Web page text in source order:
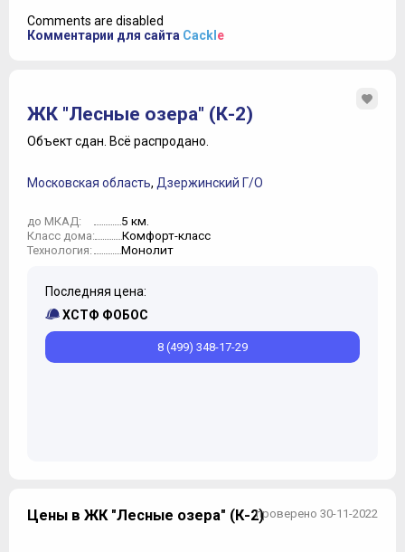
Comments are disabled
Комментарии для сайта Cackl e
ЖК "Лесные озера" (К-2)
Объект сдан. Всё распродано.
Московская область, Дзержинский Г/О
до МКАД: 5 км.
Класс дома: Комфорт-класс
Технология: Монолит
Последняя цена:
ХСТФ ФОБОС
8 (499) 348-17-29
проверено 30-11-2022
Цены в ЖК "Лесные озера" (К-2)